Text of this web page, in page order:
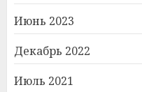
Июнь 2023
Декабрь 2022
Июль 2021